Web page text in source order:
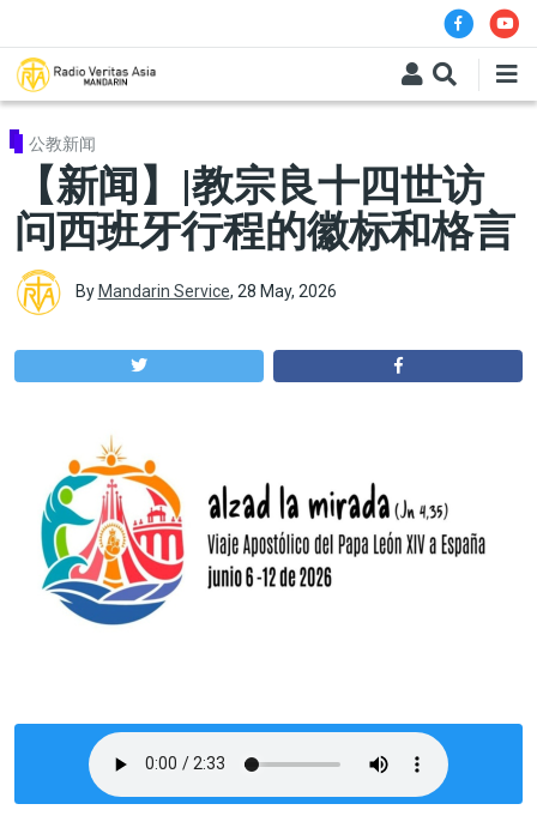
公教新闻
【新闻】|教宗良十四世访
问西班牙行程的徽标和格言
By Mandarin Service, 28 May, 2026